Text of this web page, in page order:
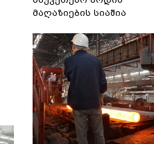
მაღაზიების სიაშია